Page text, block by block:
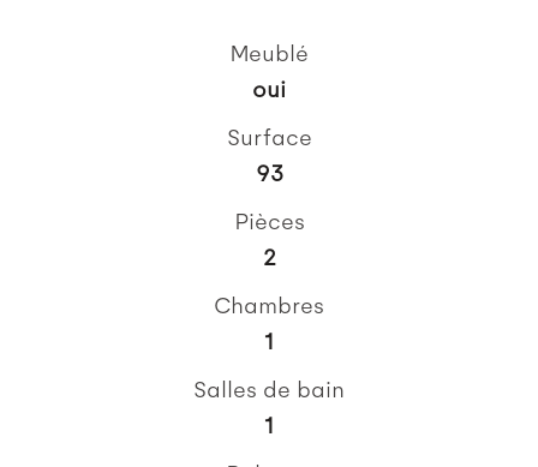
Meublé
oui
Surface
93
Pièces
2
Chambres
1
Salles de bain
1